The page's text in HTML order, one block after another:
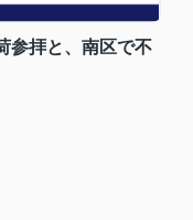
参拝と、南区で不